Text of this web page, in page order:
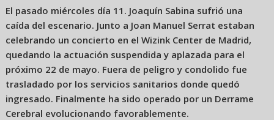
El pasado miércoles día 11. Joaquín Sabina sufrió una
caída del escenario. Junto a Joan Manuel Serrat estaban
celebrando un concierto en el Wizink Center de Madrid,
quedando la actuación suspendida y aplazada para el
próximo 22 de mayo. Fuera de peligro y condolido fue
trasladado por los servicios sanitarios donde quedó
ingresado. Finalmente ha sido operado por un Derrame
Cerebral evolucionando favorablemente.